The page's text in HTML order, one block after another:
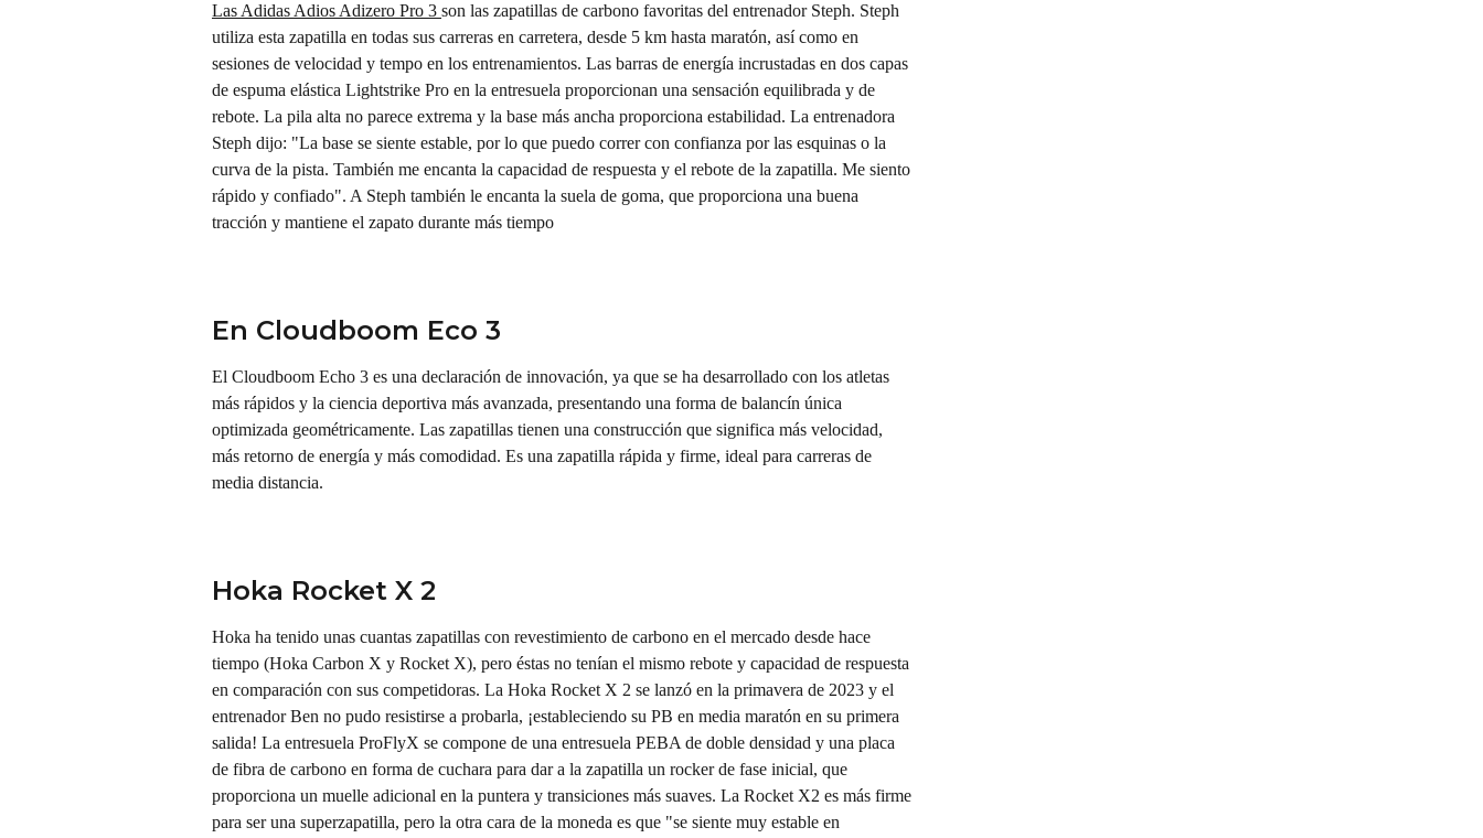
Las Adidas Adios Adizero Pro 3 son las zapatillas de carbono favoritas del entrenador Steph. Steph
utiliza esta zapatilla en todas sus carreras en carretera, desde 5 km hasta maratón, así como en
sesiones de velocidad y tempo en los entrenamientos. Las barras de energía incrustadas en dos capas
de espuma elástica Lightstrike Pro en la entresuela proporcionan una sensación equilibrada y de
rebote. La pila alta no parece extrema y la base más ancha proporciona estabilidad. La entrenadora
Steph dijo: "La base se siente estable, por lo que puedo correr con confianza por las esquinas o la
curva de la pista. También me encanta la capacidad de respuesta y el rebote de la zapatilla. Me siento
rápido y confiado". A Steph también le encanta la suela de goma, que proporciona una buena
tracción y mantiene el zapato durante más tiempo
En Cloudboom Eco 3
El Cloudboom Echo 3 es una declaración de innovación, ya que se ha desarrollado con los atletas
más rápidos y la ciencia deportiva más avanzada, presentando una forma de balancín única
optimizada geométricamente. Las zapatillas tienen una construcción que significa más velocidad,
más retorno de energía y más comodidad. Es una zapatilla rápida y firme, ideal para carreras de
media distancia.
Hoka Rocket X 2
Hoka ha tenido unas cuantas zapatillas con revestimiento de carbono en el mercado desde hace
tiempo (Hoka Carbon X y Rocket X), pero éstas no tenían el mismo rebote y capacidad de respuesta
en comparación con sus competidoras. La Hoka Rocket X 2 se lanzó en la primavera de 2023 y el
entrenador Ben no pudo resistirse a probarla, ¡estableciendo su PB en media maratón en su primera
salida! La entresuela ProFlyX se compone de una entresuela PEBA de doble densidad y una placa
de fibra de carbono en forma de cuchara para dar a la zapatilla un rocker de fase inicial, que
proporciona un muelle adicional en la puntera y transiciones más suaves. La Rocket X2 es más firme
para ser una superzapatilla, pero la otra cara de la moneda es que "se siente muy estable en